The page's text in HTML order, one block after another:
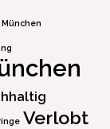
Verlobt